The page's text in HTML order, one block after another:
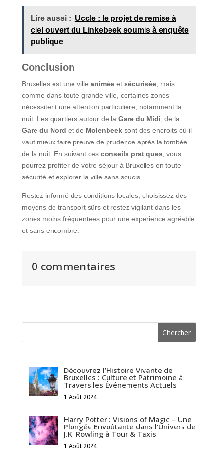
Lire aussi : Uccle : le projet de remise à
ciel ouvert du Linkebeek soumis à enquête
publique
Conclusion
Bruxelles est une ville animéeet sécurisée, mais
comme dans toute grande ville, certaines zones
nécessitent une attention particulière, notamment la
nuit. Les quartiers autour de la Gare du Midi , de la
Gare du Nord et de Molenbeeksont des endroits où il
vaut mieux faire preuve de prudence après la tombée
de la nuit. En suivant ces conseils pratiques , vous
pourrez profiter de votre séjour à Bruxelles en toute
sécurité et explorer la ville sans soucis.
Restez informé des conditions locales, choisissez des
moyens de transport sûrs et restez vigilant dans les
zones moins fréquentées pour une expérience agréable
et sans encombre.
0 commentaires
Découvrez l’Histoire Vivante de
Bruxelles : Culture et Patrimoine à
Travers les Événements Actuels
1 Août 2024
Harry Potter : Visions of Magic – Une
Plongée Envoûtante dans l’Univers de
J.K. Rowling à Tour & Taxis
1 Août 2024